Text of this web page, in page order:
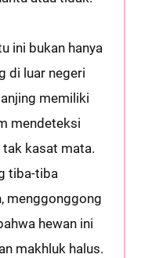
ini bukan hanya
di luar negeri
memiliki
mendeteksi
tak kasat mata.
tiba-tiba
menggonggong
hewan ini
makhluk halus.